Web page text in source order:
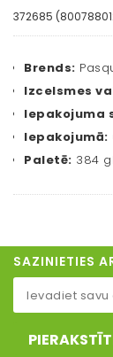
372685
Brends:
Izcelsmes
Iepakojuma
Iepakojumā:
Paletē: 384
SAZINIETIES